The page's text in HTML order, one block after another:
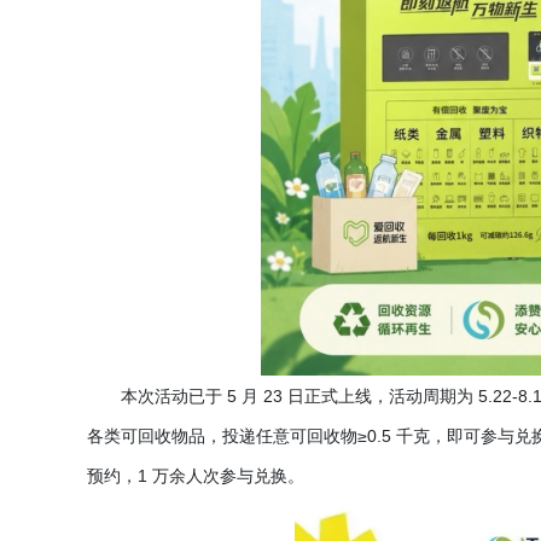
本次活动已于 5 月 23 日正式上线，活动周期为 5.22-
各类可回收物品，投递任意可回收物≥0.5 千克，即可参与
预约，1 万余人次参与兑换。